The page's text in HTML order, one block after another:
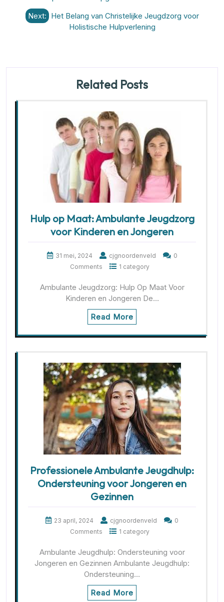
Next: Het Belang van Christelijke Jeugdzorg voor
Holistische Hulpverlening
Related Posts
Hulp op Maat: Ambulante Jeugdzorg
voor Kinderen en Jongeren
31 mei, 2024 cjgnoordenveld
0
Comments
1 category
Ambulante Jeugdzorg: Hulp Op Maat Voor
Kinderen en Jongeren De…
Read More
Professionele Ambulante Jeugdhulp:
Ondersteuning voor Jongeren en
Gezinnen
23 april, 2024 cjgnoordenveld
0
Comments
1 category
Ambulante Jeugdhulp: Ondersteuning voor
Jongeren en Gezinnen Ambulante Jeugdhulp:
Ondersteuning…
Read More